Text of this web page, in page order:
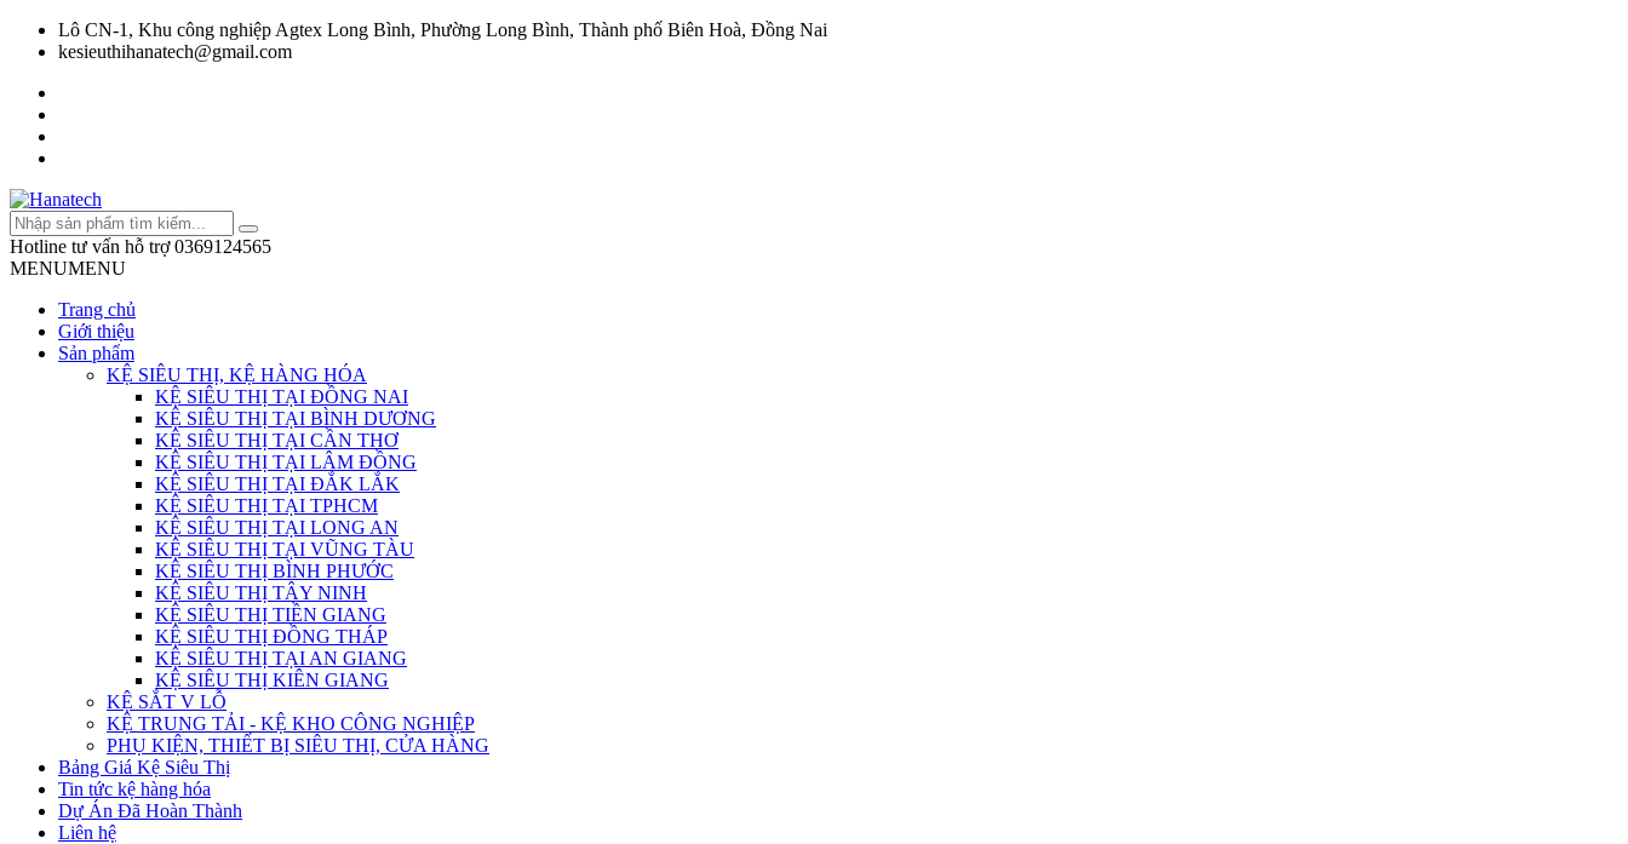
Lô CN-1, Khu công nghiệp Agtex Long Bình, Phường Long Bình, Thành phố Biên Hoà, Đồng Nai
kesieuthihanatech@gmail.com
Hotline tư vấn hỗ trợ 0369124565
MENUMENU
Trang chủ
Giới thiệu
Sản phẩm
KỆ SIÊU THỊ, KỆ HÀNG HÓA
KỆ SIÊU THỊ TẠI ĐỒNG NAI
KỆ SIÊU THỊ TẠI BÌNH DƯƠNG
KỆ SIÊU THỊ TẠI CẦN THƠ
KỆ SIÊU THỊ TẠI LÂM ĐỒNG
KỆ SIÊU THỊ TẠI ĐẮK LẮK
KỆ SIÊU THỊ TẠI TPHCM
KỆ SIÊU THỊ TẠI LONG AN
KỆ SIÊU THỊ TẠI VŨNG TÀU
KỆ SIÊU THỊ BÌNH PHƯỚC
KỆ SIÊU THỊ TÂY NINH
KỆ SIÊU THỊ TIỀN GIANG
KỆ SIÊU THỊ ĐỒNG THÁP
KỆ SIÊU THỊ TẠI AN GIANG
KỆ SIÊU THỊ KIÊN GIANG
KỆ SẮT V LỖ
KỆ TRUNG TẢI - KỆ KHO CÔNG NGHIỆP
PHỤ KIỆN, THIẾT BỊ SIÊU THỊ, CỬA HÀNG
Bảng Giá Kệ Siêu Thị
Tin tức kệ hàng hóa
Dự Án Đã Hoàn Thành
Liên hệ